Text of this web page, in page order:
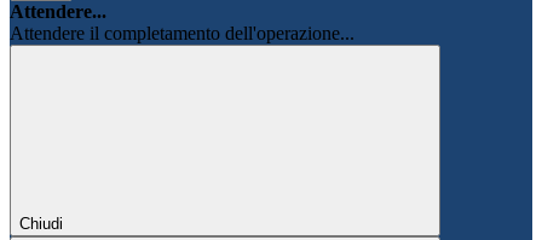
Attendere...
Attendere il completamento dell'operazione...
Chiudi